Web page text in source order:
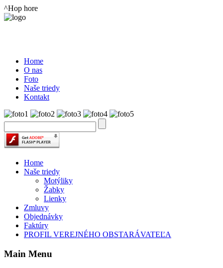
^Hop hore
Home
O nas
Foto
Naše triedy
Kontakt
Home
Naše triedy
Motýliky
Žabky
Lienky
Zmluvy
Objednávky
Faktúry
PROFIL VEREJNÉHO OBSTARÁVATEĽA
Main Menu